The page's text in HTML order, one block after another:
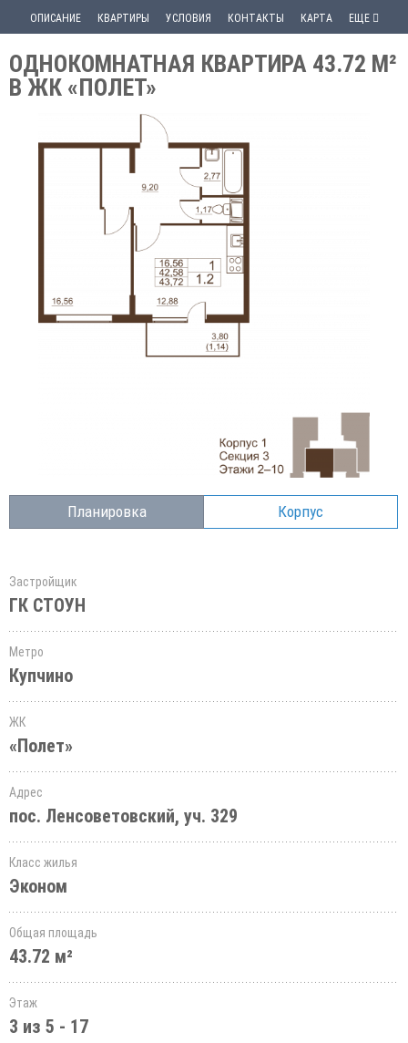
ОПИСАНИЕ КВАРТИРЫ УСЛОВИЯ КОНТАКТЫ КАРТА ЕЩЕ
ОДНОКОМНАТНАЯ КВАРТИРА 43.72 М²
В ЖК «ПОЛЕТ»
Планировка Корпус
Застройщик
ГК СТОУН
Метро
Купчино
ЖК
«Полет»
Адрес
пос. Ленсоветовский, уч. 329
Класс жилья
Эконом
Общая площадь
43.72 м²
Этаж
3 из 5 - 17